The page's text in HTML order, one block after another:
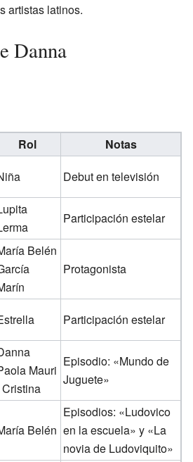
artistas latinos.
Danna
Rol
Notas
Debut en televisión
Participación estelar
Belén
Protagonista
Participación estelar
Mauri
Cristina
Episodio: «Mundo de
Juguete»
Belén
Episodios: «Ludovico
en la escuela» y «La
novia de Ludoviquito»